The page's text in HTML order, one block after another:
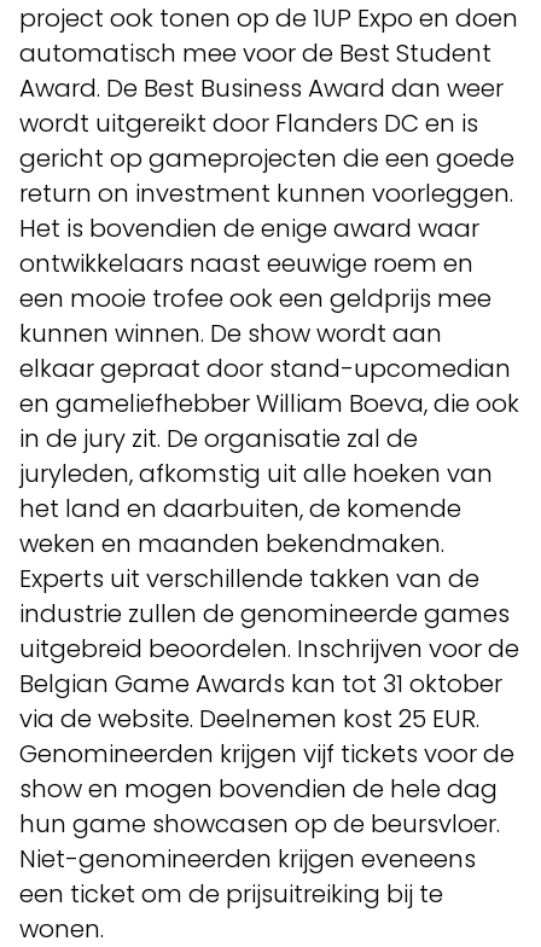
project ook tonen op de 1UP Expo en doen
automatisch mee voor de Best Student
Award. De Best Business Award dan weer
wordt uitgereikt door Flanders DC en is
gericht op gameprojecten die een goede
return on investment kunnen voorleggen.
Het is bovendien de enige award waar
ontwikkelaars naast eeuwige roem en
een mooie trofee ook een geldprijs mee
kunnen winnen. De show wordt aan
elkaar gepraat door stand-upcomedian
en gameliefhebber William Boeva, die ook
in de jury zit. De organisatie zal de
juryleden, afkomstig uit alle hoeken van
het land en daarbuiten, de komende
weken en maanden bekendmaken.
Experts uit verschillende takken van de
industrie zullen de genomineerde games
uitgebreid beoordelen. Inschrijven voor de
Belgian Game Awards kan tot 31 oktober
via de website. Deelnemen kost 25 EUR.
Genomineerden krijgen vijf tickets voor de
show en mogen bovendien de hele dag
hun game showcasen op de beursvloer.
Niet-genomineerden krijgen eveneens
een ticket om de prijsuitreiking bij te
wonen.